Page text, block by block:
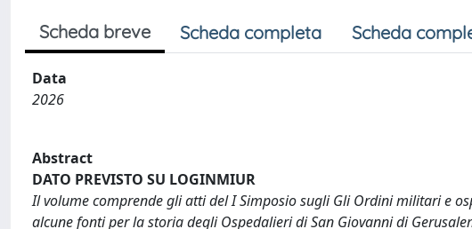
Scheda breve Scheda completa Scheda
Data
2026
Abstract
DATO PREVISTO SU LOGINMIUR
Il volume comprende gli atti del I Simposio sugli Gli Ordini militari e
alcune fonti per la storia degli Ospedalieri di San Giovanni di